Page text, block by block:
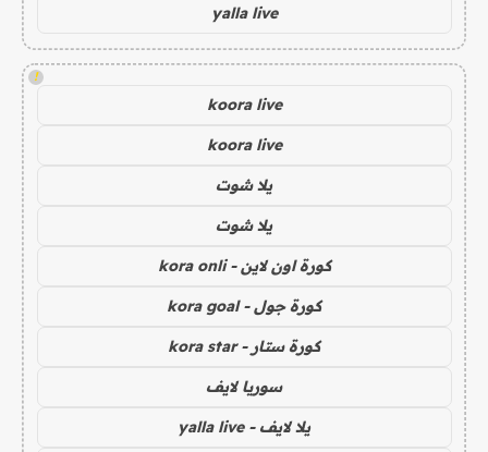
yalla live
!
koora live
koora live
يلا شوت
يلا شوت
كورة اون لاين - kora onli
كورة جول - kora goal
كورة ستار - kora star
سوريا لايف
يلا لايف - yalla live